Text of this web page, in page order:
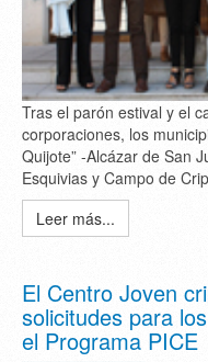
Tras el parón estival y el
corporaciones, los
Quijote” -Alcázar de San
Esquivias y Campo de
Leer más...
El Centro Joven
solicitudes para
el Programa PICE